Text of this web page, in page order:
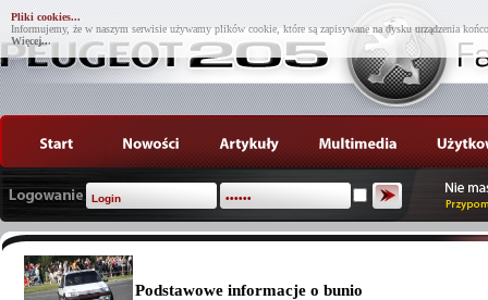
Pliki cookies...
Informujemy, że w naszym serwisie używamy plików cookie, które są zapisywane na dysku urządzenia
Więcej...
Podstawowe informacje o bunio